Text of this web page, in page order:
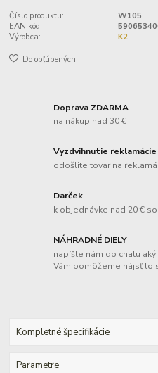
Číslo produktu:
W105
EAN kód:
Výrobca:
K2
Do obľúbených
Doprava ZDARMA
na nákup nad 30 €
Vyzdvihnutie reklamácie
odošlite tovar na
Darček
k objednávke nad 20 €
NÁHRADNÉ DIELY
napíšte nám do chatu
Vám pomôžeme nájsť to
Kompletné špecifikácie
Parametre